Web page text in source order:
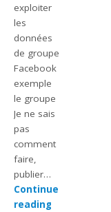
exploiter
les
données
de groupe
Facebook
exemple
le groupe
Je ne sais
pas
comment
faire,
publier…
Continue
reading